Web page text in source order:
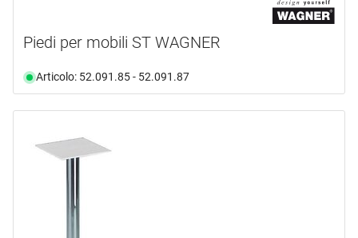
Piedi per mobili ST WAGNER
Articolo: 52.091.85 - 52.091.87